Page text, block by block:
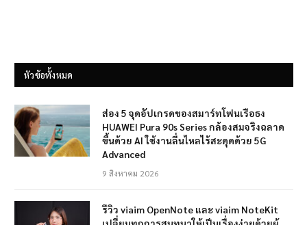
หัวข้อทั้งหมด
ส่อง 5 จุดอัปเกรดของสมาร์ทโฟนเรือธง
HUAWEI Pura 90s Series กล้องสมจริงฉลาด
ขึ้นด้วย AI ใช้งานลื่นไหลไร้สะดุดด้วย 5G
Advanced
9 สิงหาคม 2026
รีวิว viaim OpenNote และ viaim NoteKit